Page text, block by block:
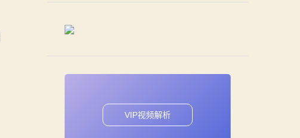
VIP视频解析